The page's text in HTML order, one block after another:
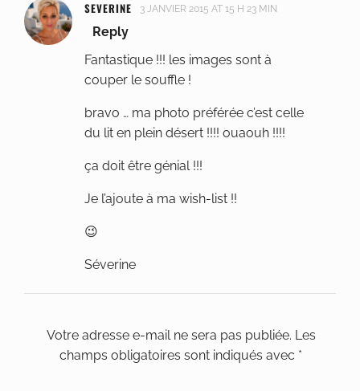
SEVERINE 3 JANVIER 2015 AT 15 H 23 MIN
Reply
Fantastique !!! les images sont à
couper le souffle !
bravo … ma photo préférée c’est celle
du lit en plein désert !!!! ouaouh !!!!
ça doit être génial !!!
Je l’ajoute à ma wish-list !!
😉
Séverine
Votre adresse e-mail ne sera pas publiée. Les
champs obligatoires sont indiqués avec *